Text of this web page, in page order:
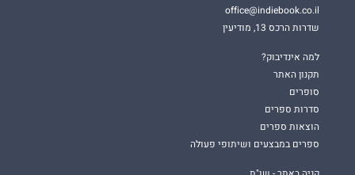
office@indiebook.co.il
שדרות הרכס 13, מודיעין
למה אינדיבוק?
תקנון האתר
סופרים
סדרות ספרים
הוצאות ספרים
ספרים במבצעים ושיתופי פעולה